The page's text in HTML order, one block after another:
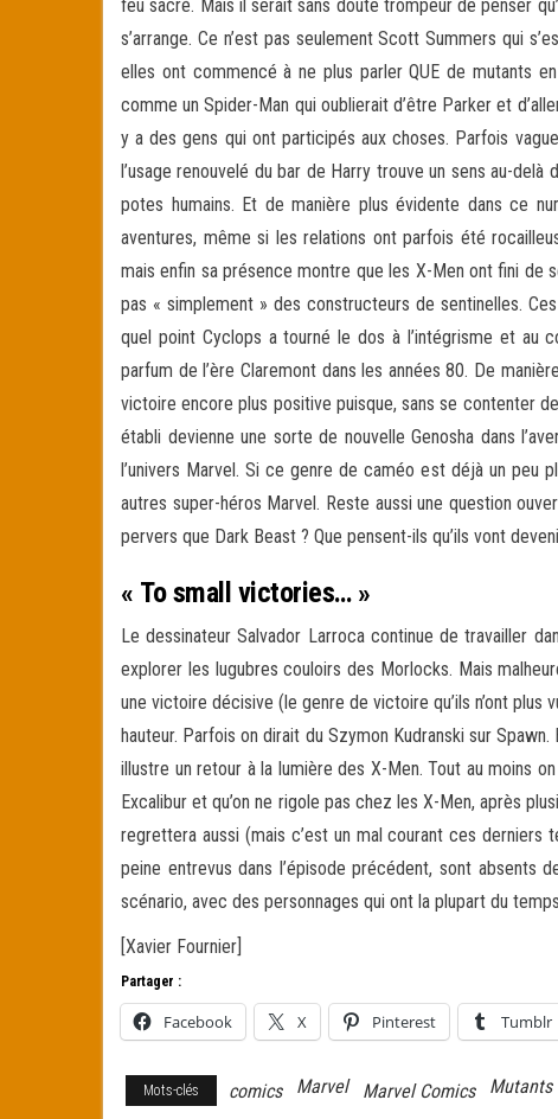
feu sacré. Mais il serait sans doute trompeur de penser
s’arrange. Ce n’est pas seulement Scott Summers qui
elles ont commencé à ne plus parler QUE de mutants
comme un Spider-Man qui oublierait d’être Parker et
y a des gens qui ont participés aux choses. Parfois
l’usage renouvelé du bar de Harry trouve un sens au-
potes humains. Et de manière plus évidente dans ce
aventures, même si les relations ont parfois été
mais enfin sa présence montre que les X-Men ont fini de
pas « simplement » des constructeurs de sentinelles.
quel point Cyclops a tourné le dos à l’intégrisme et au
parfum de l’ère Claremont dans les années 80. De
victoire encore plus positive puisque, sans se contenter
établi devienne une sorte de nouvelle Genosha dans
l’univers Marvel. Si ce genre de caméo est déjà un peu
autres super-héros Marvel. Reste aussi une question
pervers que Dark Beast ? Que pensent-ils qu’ils vont
« To small victories… »
Le dessinateur Salvador Larroca continue de travailler
explorer les lugubres couloirs des Morlocks. Mais
une victoire décisive (le genre de victoire qu’ils n’ont
hauteur. Parfois on dirait du Szymon Kudranski sur
illustre un retour à la lumière des X-Men. Tout au moins
Excalibur et qu’on ne rigole pas chez les X-Men, après
regrettera aussi (mais c’est un mal courant ces
peine entrevus dans l’épisode précédent, sont
scénario, avec des personnages qui ont la plupart du
[Xavier Fournier]
Partager :
Facebook X Pinterest Tumblr
Mots-clés comics Marvel Marvel Comics Mutants